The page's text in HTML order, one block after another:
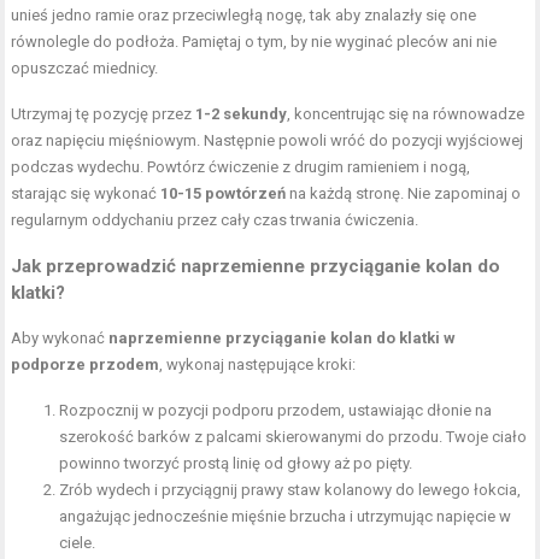
unieś jedno ramie oraz przeciwległą nogę, tak aby znalazły się one
równolegle do podłoża. Pamiętaj o tym, by nie wyginać pleców ani nie
opuszczać miednicy.
Utrzymaj tę pozycję przez 1-2 sekundy, koncentrując się na równowadze
oraz napięciu mięśniowym. Następnie powoli wróć do pozycji wyjściowej
podczas wydechu. Powtórz ćwiczenie z drugim ramieniem i nogą,
starając się wykonać 10-15 powtórzeń na każdą stronę. Nie zapominaj o
regularnym oddychaniu przez cały czas trwania ćwiczenia.
Jak przeprowadzić naprzemienne przyciąganie kolan do
klatki?
Aby wykonać naprzemienne przyciąganie kolan do klatki w
podporze przodem, wykonaj następujące kroki:
Rozpocznij w pozycji podporu przodem, ustawiając dłonie na
szerokość barków z palcami skierowanymi do przodu. Twoje ciało
powinno tworzyć prostą linię od głowy aż po pięty.
Zrób wydech i przyciągnij prawy staw kolanowy do lewego łokcia,
angażując jednocześnie mięśnie brzucha i utrzymując napięcie w
ciele.